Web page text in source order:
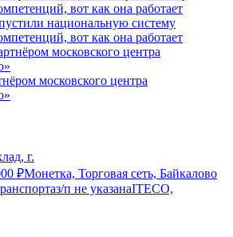
национальную систему
вот как она работает
московского центра
г.
₽Монетка, Торговая сеть, Байкалово
з/п не указанаITECO,